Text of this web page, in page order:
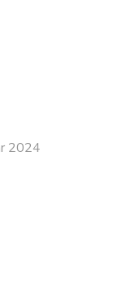
2024